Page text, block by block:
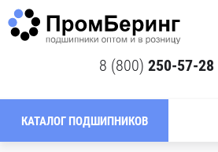
8 (800) 250-57-28
КАТАЛОГ ПОДШИПНИКОВ